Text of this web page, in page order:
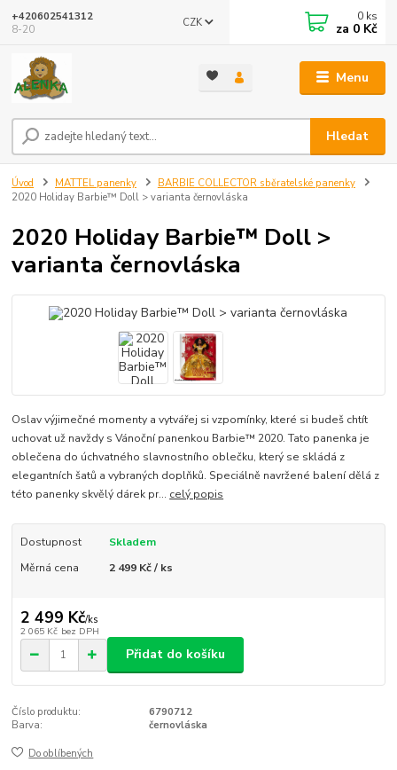
Menu
CZK
Hledat
+420602541312
8-20
0 ks
za 0 Kč
Úvod MATTEL panenky
BARBIE COLLECTOR sběratelské panenky
2020 Holiday Barbie™ Doll > varianta černovláska
2020 Holiday Barbie™ Doll >
varianta černovláska
Oslav výjimečné momenty a vytvářej si vzpomínky, které si budeš chtít
uchovat už navždy s Vánoční panenkou Barbie™ 2020. Tato panenka je
oblečena do úchvatného slavnostního oblečku, který se skládá z
elegantních šatů a vybraných doplňků. Speciálně navržené balení dělá z
této panenky skvělý dárek pr... celý popis
Dostupnost
Skladem
Měrná cena
2 499 Kč / ks
2 499 Kč/ks
2 065 Kč bez DPH
Přidat do košíku
Číslo produktu:
6790712
Barva:
černovláska
Do oblíbených